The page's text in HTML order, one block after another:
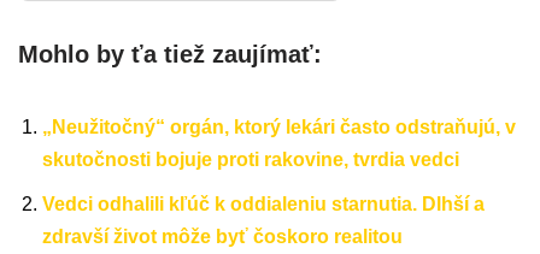
Mohlo by ťa tiež zaujímať:
„Neužitočný“ orgán, ktorý lekári často odstraňujú, v
skutočnosti bojuje proti rakovine, tvrdia vedci
Vedci odhalili kľúč k oddialeniu starnutia. Dlhší a
zdravší život môže byť čoskoro realitou